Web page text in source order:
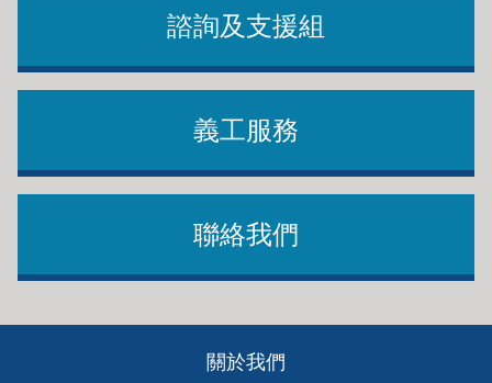
諮詢及支援組
義工服務
聯絡我們
關於我們